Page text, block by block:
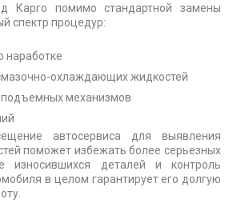
Карго помимо стандартной замены
спектр процедур:
наработке
охлаждающих жидкостей
механизмов
автосервиса для выявления
поможет избежать более серьезных
износившихся деталей и контроль
в целом гарантирует его долгую